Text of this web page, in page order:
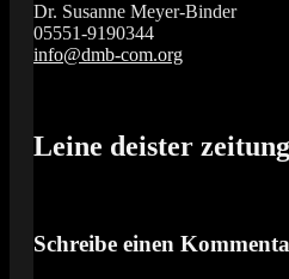
Dr. Susanne Meyer-Binder
05551-9190344
info@dmb-com.org
Vox Organi
Leine deister
Schreibe einen